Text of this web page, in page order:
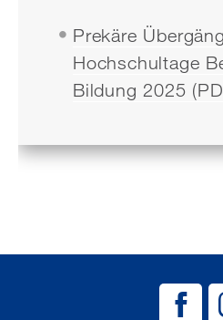
Prekäre
Hochschultage
Bildung 2025